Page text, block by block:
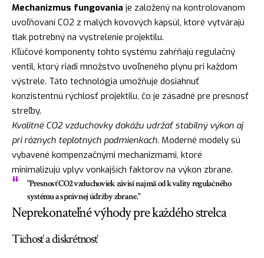
Mechanizmus fungovania je založený na kontrolovanom
uvoľňovaní CO2 z malých kovových kapsúl, ktoré vytvárajú
tlak potrebný na vystrelenie projektilu.
Kľúčové komponenty tohto systému zahŕňajú regulačný
ventil, ktorý riadi množstvo uvoľneného plynu pri každom
výstrele. Táto technológia umožňuje dosiahnuť
konzistentnú rýchlosť projektilu, čo je zásadné pre presnosť
streľby.
Kvalitné CO2 vzduchovky dokážu udržať stabilný výkon aj
pri rôznych teplotných podmienkach. Moderné modely sú
vybavené kompenzačnými mechanizmami, ktoré
minimalizujú vplyv vonkajších faktorov na výkon zbrane.
"Presnosť CO2 vzduchoviek závisí najmä od kvality regulačného
systému a správnej údržby zbrane."
Neprekonateľné výhody pre každého strelca
Tichosť a diskrétnosť